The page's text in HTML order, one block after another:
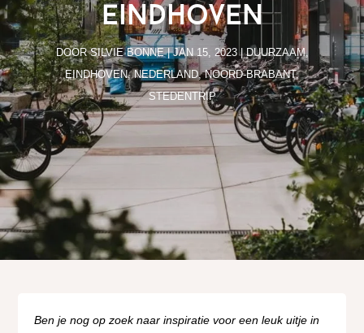
Eindhoven
DOORSILVIE BONNE|JAN 15, 2023|DUURZAAM,
EINDHOVEN, NEDERLAND,NOORD-BRABANT,
STEDENTRIP
Ben je nog op zoek naar inspiratie voor een leuk uitje in